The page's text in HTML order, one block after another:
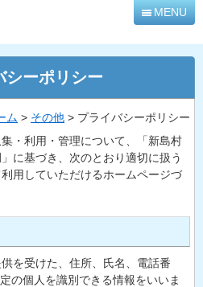
MENU
シーポリシー
ム > その他 > プライバシーポリシー
・利用・管理について、「新島村
に基づき、次のとおり適切に扱う
用していただけるホームページづ
を受けた、住所、氏名、電話番
の個人を識別できる情報をいいま